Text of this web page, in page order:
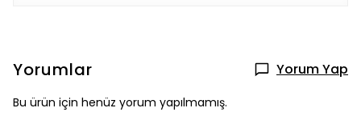
Yorumlar Yorum Yap
Bu ürün için henüz yorum yapılmamış.